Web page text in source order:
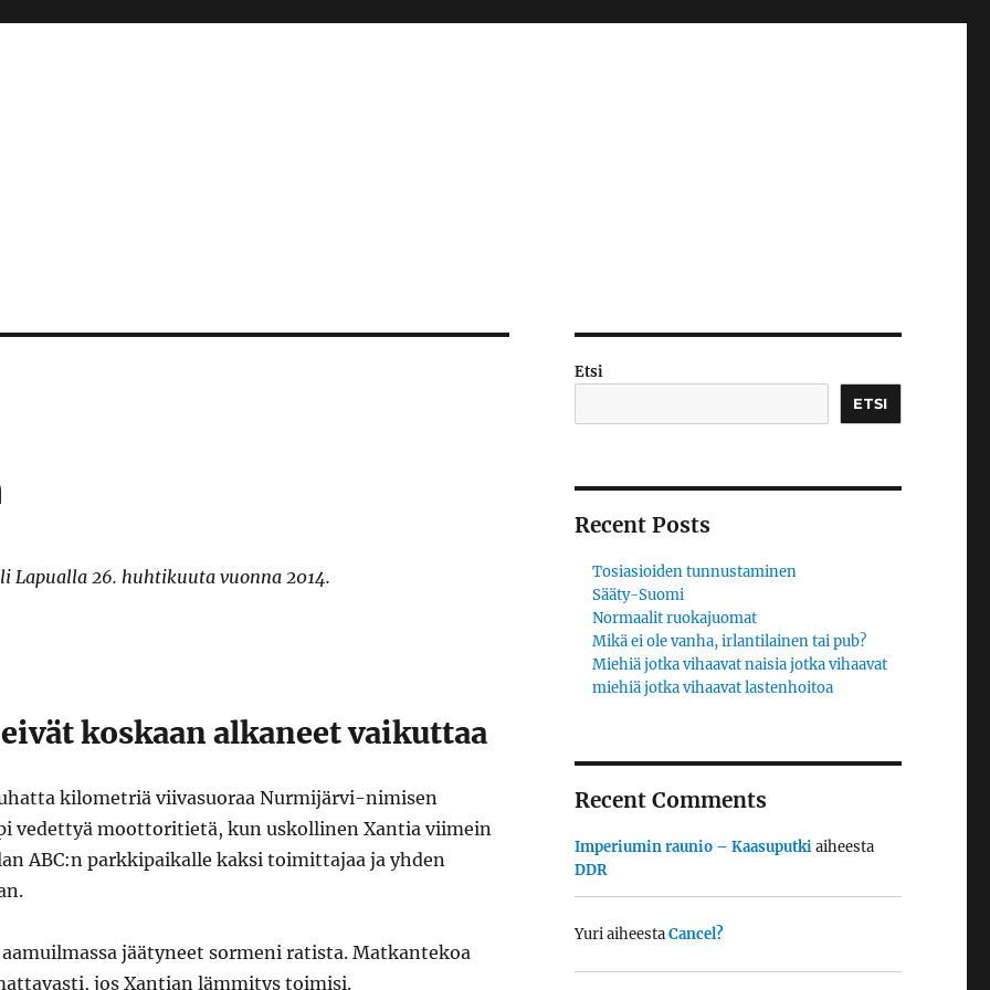
Lapualla 26. huhtikuuta vuonna 2014.
koskaan alkaneet vaikuttaa
kilometriä viivasuoraa Nurmijärvi-nimisen
vedettyä moottoritietä, kun uskollinen Xantia viimein
ABC:n parkkipaikalle kaksi toimittajaa ja yhden
jäätyneet sormeni ratista. Matkantekoa
jos Xantian lämmitys toimisi.
Etsi
ETSI
Recent Posts
Tosiasioiden tunnustaminen
Sääty-Suomi
Normaalit ruokajuomat
Mikä ei ole vanha, irlantilainen tai pub?
Miehiä jotka vihaavat naisia jotka vihaavat
miehiä jotka vihaavat lastenhoitoa
Recent Comments
Imperiumin raunio – Kaasuputkiaiheesta
DDR
YuriaiheestaCancel?